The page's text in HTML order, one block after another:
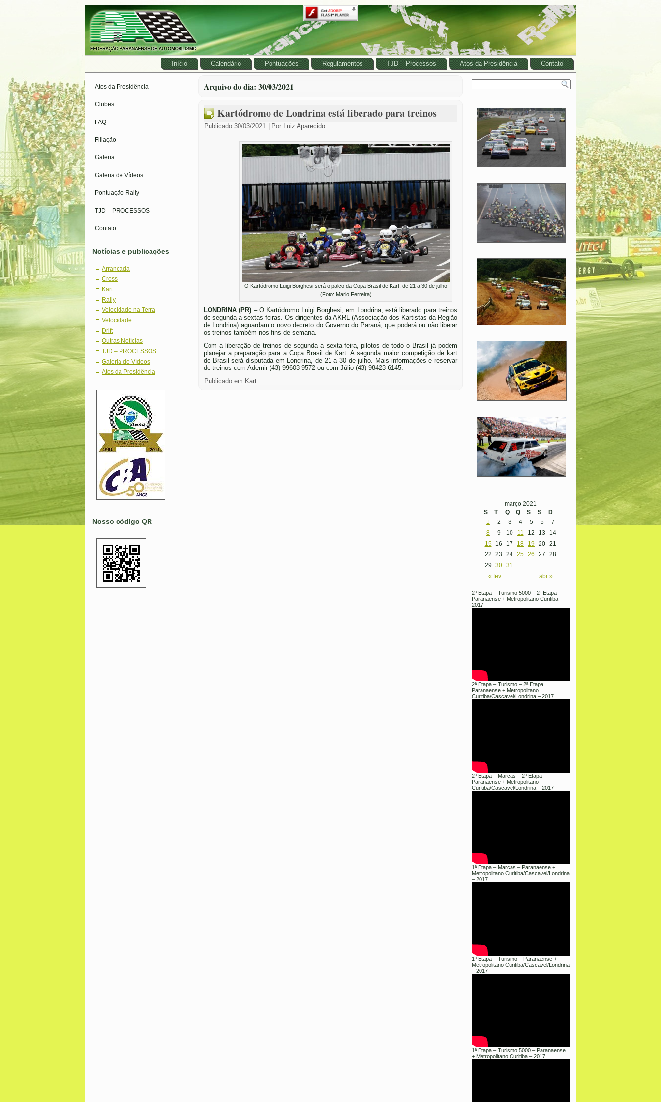
Início Calendário Pontuações Regulamentos TJD – Processos Atos da Presidência Contato
Atos da Presidência
Clubes
FAQ
Filiação
Galeria
Galeria de Vídeos
Pontuação Rally
TJD – PROCESSOS
Contato
Notícias e publicações
Arrancada
Cross
Kart
Rally
Velocidade na Terra
Velocidade
Drift
Outras Notícias
TJD – PROCESSOS
Galeria de Vídeos
Atos da Presidência
Nosso código QR
Arquivo do dia: 30/03/2021
Kartódromo de Londrina está liberado para treinos
Publicado 30/03/2021 Por Luiz Aparecido
O Kartódromo Luigi Borghesi será o palco da Copa Brasil de Kart, de 21 a 30 de julho
(Foto: Mario Ferreira)
LONDRINA (PR) – O Kartódromo Luigi Borghesi, em Londrina, está liberado para treinos
de segunda a sextas-feiras. Os dirigentes da AKRL (Associação dos Kartistas da Região
de Londrina) aguardam o novo decreto do Governo do Paraná, que poderá ou não liberar
os treinos também nos fins de semana.
Com a liberação de treinos de segunda a sexta-feira, pilotos de todo o Brasil já podem
planejar a preparação para a Copa Brasil de Kart. A segunda maior competição de kart
do Brasil será disputada em Londrina, de 21 a 30 de julho. Mais informações e reservar
de treinos com Ademir (43) 99603 9572 ou com Júlio (43) 98423 6145.
Publicado em Kart
março 2021
S
T Q Q S S D
« fev abr »
1 2 3 4 5 6
7
8
9 10 11 12 13
14
15
16 17 18 19 20 21
22 23 24 25 26 27
28
29 30 31
2ª Etapa – Turismo 5000 – 2ª Etapa
Paranaense + Metropolitano Curitiba –
2017
2ª Etapa – Turismo – 2ª Etapa
Paranaense + Metropolitano
Curitiba/Cascavel/Londrina – 2017
2ª Etapa – Marcas – 2ª Etapa
Paranaense + Metropolitano
Curitiba/Cascavel/Londrina – 2017
1ª Etapa – Marcas – Paranaense +
Metropolitano Curitiba/Cascavel/Londrina
– 2017
1ª Etapa – Turismo – Paranaense +
Metropolitano Curitiba/Cascavel/Londrina
– 2017
1ª Etapa – Turismo 5000 – Paranaense
+ Metropolitano Curitiba – 2017